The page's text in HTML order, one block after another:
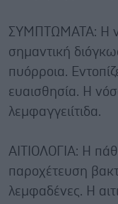
ΣΥΜΠΤΩΜΑΤΑ: Η
σημαντική
πυόρροια.
ευαισθησία. Η
λεμφαγγειίτιδα.
ΑΙΤΙΟΛΟΓΙΑ: Η
παροχέτευση
λεμφαδένες. Η